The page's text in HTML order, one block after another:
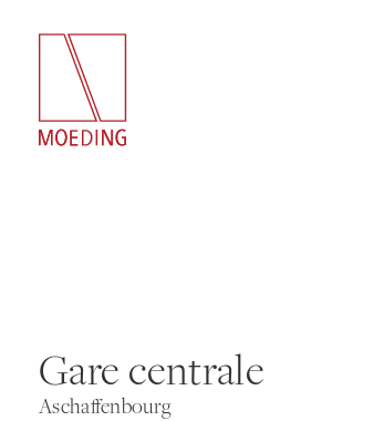
Gare centrale
Aschaffenbourg